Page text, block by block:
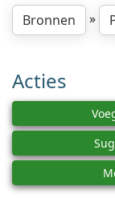
Bronnen
»
Acties